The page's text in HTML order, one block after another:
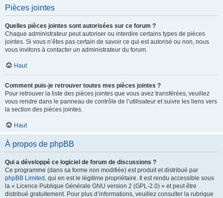
Pièces jointes
Quelles pièces jointes sont autorisées sur ce forum ?
Chaque administrateur peut autoriser ou interdire certains types de pièces
jointes. Si vous n’êtes pas certain de savoir ce qui est autorisé ou non, nous
vous invitons à contacter un administrateur du forum.
Haut
Comment puis-je retrouver toutes mes pièces jointes ?
Pour retrouver la liste des pièces jointes que vous avez transférées, veuillez
vous rendre dans le panneau de contrôle de l’utilisateur et suivre les liens vers
la section des pièces jointes.
Haut
À propos de phpBB
Qui a développé ce logiciel de forum de discussions ?
Ce programme (dans sa forme non modifiée) est produit et distribué par
phpBB Limited , qui en est le légitime propriétaire. Il est rendu accessible sous
la « Licence Publique Générale GNU version 2 (GPL-2.0) » et peut être
distribué gratuitement. Pour plus d’informations, veuillez consulter la rubrique